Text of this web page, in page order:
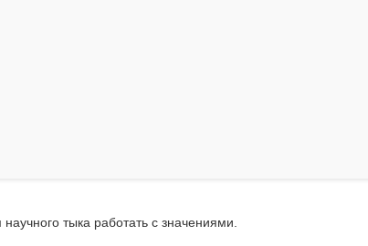
тыка работать с значениями.